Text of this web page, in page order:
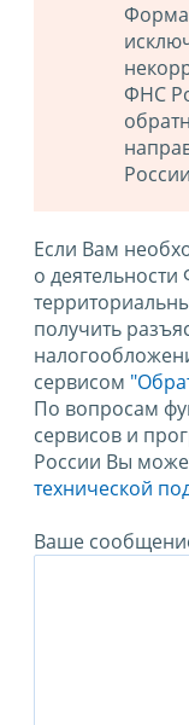
Форма
ФНС
Если Вам
о
получить
сервисом
По вопросам
сервисов и
России Вы
технической
Ваше